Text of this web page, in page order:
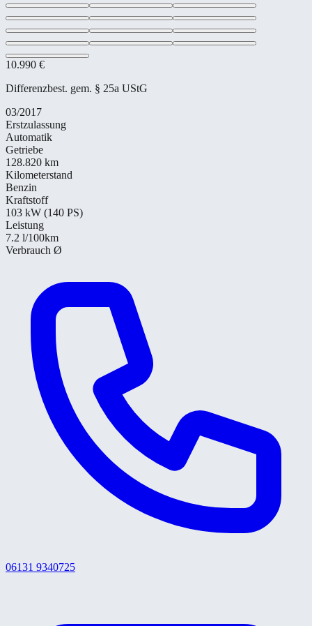
10.990 €
Differenzbest. gem. § 25a UStG
03/2017
Erstzulassung
Automatik
Getriebe
128.820 km
Kilometerstand
Benzin
Kraftstoff
103 kW (140 PS)
Leistung
7.2 l/100km
Verbrauch Ø
06131 9340725